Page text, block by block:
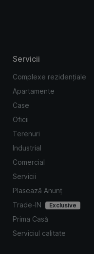
Servicii
Complexe rezidențiale
Apartamente
Case
Oficii
Terenuri
Industrial
Comercial
Servicii
Plasează Anunț
Trade-IN
Exclusive
Prima Casă
Serviciul calitate